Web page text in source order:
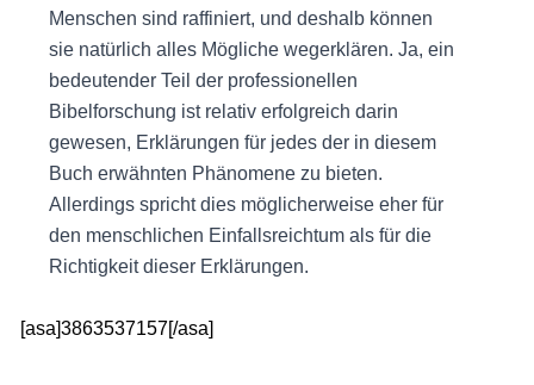
Menschen sind raffiniert, und deshalb können
sie natürlich alles Mögliche wegerklären. Ja, ein
bedeutender Teil der professionellen
Bibelforschung ist relativ erfolgreich darin
gewesen, Erklärungen für jedes der in diesem
Buch erwähnten Phänomene zu bieten.
Allerdings spricht dies möglicherweise eher für
den menschlichen Einfallsreichtum als für die
Richtigkeit dieser Erklärungen.
[asa]3863537157[/asa]